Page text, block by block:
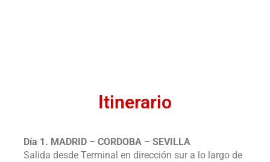
Itinerario
Día 1. MADRID – CORDOBA – SEVILLA
Salida desde Terminal en dirección sur a lo largo de